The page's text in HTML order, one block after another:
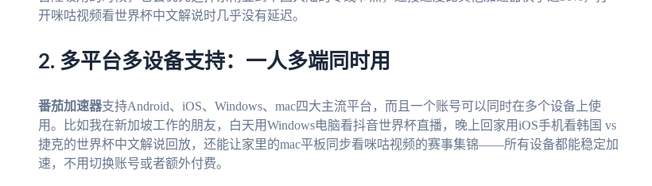
开咪咕视频看世界杯中文解说时几乎没有延迟。
2. 多平台多设备支持：一人多端同时用
番茄加速器支持Android、iOS、Windows、mac四大主流平台，而且一个账号可以同时在多个设备上使
用。比如我在新加坡工作的朋友，白天用Windows电脑看抖音世界杯直播，晚上回家用iOS手机看韩国 vs
捷克的世界杯中文解说回放，还能让家里的mac平板同步看咪咕视频的赛事集锦——所有设备都能稳定加
速，不用切换账号或者额外付费。